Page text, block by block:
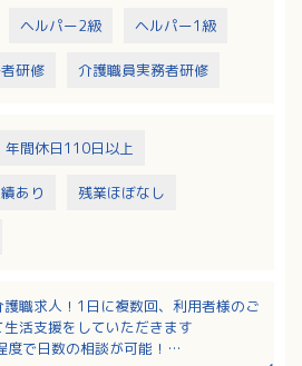
ヘルパー2級 ヘルパー1級
研修 介護職員実務者研修
年間休日110日以上
あり 残業ほぼなし
護職求人！1日に複数回、利用者様のご
生活支援をしていただきます
度で日数の相談が可能！